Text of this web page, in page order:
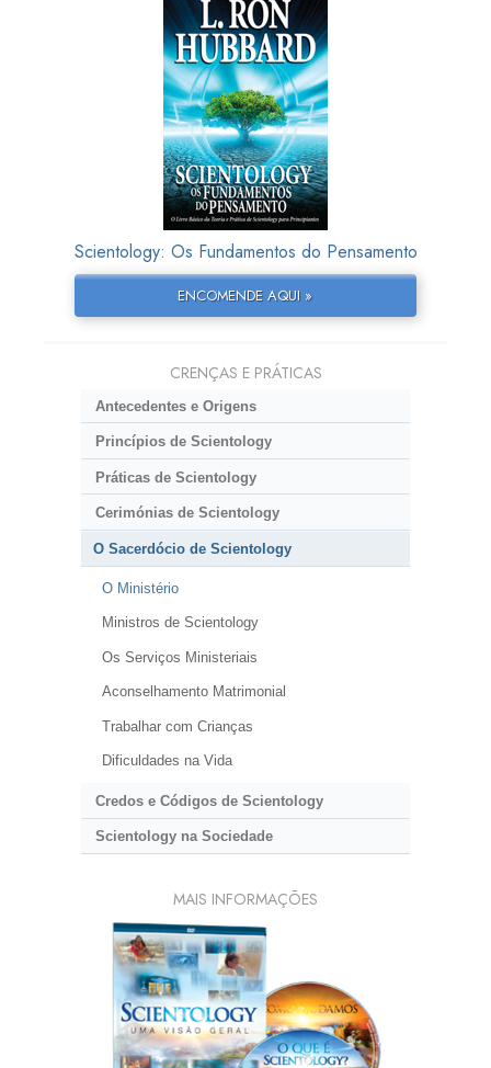
Scientology: Os Fundamentos do Pensamento
ENCOMENDE AQUI »
CRENÇAS E PRÁTICAS
Antecedentes e Origens
Princípios de Scientology
Práticas de Scientology
Cerimónias de Scientology
O Sacerdócio de Scientology
O Ministério
Ministros de Scientology
Os Serviços Ministeriais
Aconselhamento Matrimonial
Trabalhar com Crianças
Dificuldades na Vida
Credos e Códigos de Scientology
Scientology na Sociedade
MAIS INFORMAÇÕES